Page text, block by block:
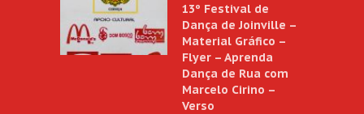
13º Festival de
Dança de Joinville –
Material Gráfico –
Flyer – Aprenda
Dança de Rua com
Marcelo Cirino –
Verso